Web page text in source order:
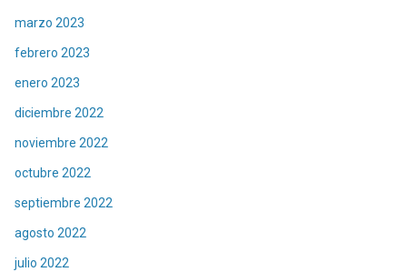
marzo 2023
febrero 2023
enero 2023
diciembre 2022
noviembre 2022
octubre 2022
septiembre 2022
agosto 2022
julio 2022